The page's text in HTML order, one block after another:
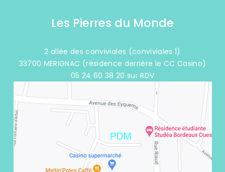
Les Pierres du Monde
2 allée des conviviales (conviviales 1)
33700 MERIGNAC (résidence derrière le CC Casino)
05 24 60 38 20 sur RDV